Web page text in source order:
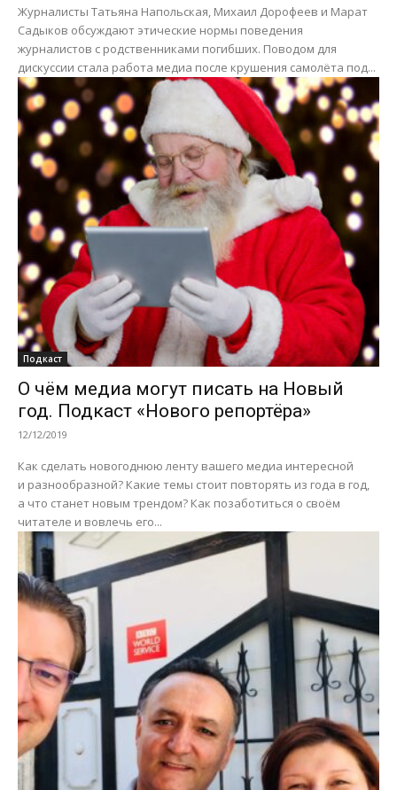
Журналисты Татьяна Напольская, Михаил Дорофеев и Марат
Садыков обсуждают этические нормы поведения
журналистов с родственниками погибших. Поводом для
дискуссии стала работа медиа после крушения самолёта под...
Подкаст
О чём медиа могут писать на Новый
год. Подкаст «Нового репортёра»
12/12/2019
Как сделать новогоднюю ленту вашего медиа интересной
и разнообразной? Какие темы стоит повторять из года в год,
а что станет новым трендом? Как позаботиться о своём
читателе и вовлечь его...